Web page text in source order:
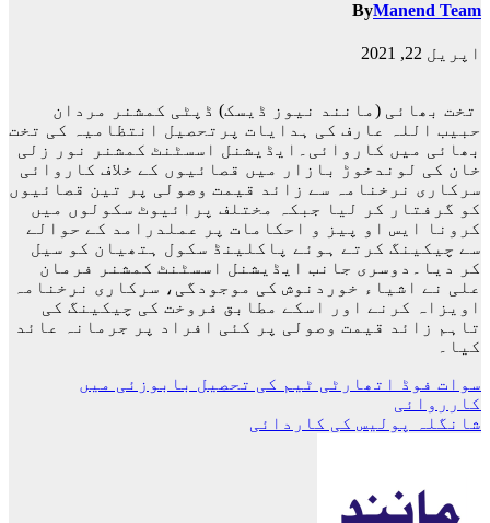
ByManend Team
اپریل 22, 2021
تخت بھائی (مانند نیوز ڈیسک) ڈپٹی کمشنر مردان
حبیب اللہ عارف کی ہدایات پرتحصیل انتظامیہ کی تخت
بھائی میں کاروائی۔ایڈیشنل اسسٹنٹ کمشنر نور زلی
خان کی لوندخوڑ بازار میں قصائیوں کے خلاف کاروائی
سرکاری نرخنامہ سے زائد قیمت وصولی پر تین قصائیوں
کو گرفتار کر لیا جبکہ مختلف پرائیوٹ سکولوں میں
کرونا ایس او پیز و احکامات پر عملدرامد کے حوالے
سے چیکینگ کرتے ہوئے پاکلینڈ سکول ہتھیان کو سیل
کر دیا۔دوسری جانب ایڈیشنل اسسٹنٹ کمشنر فرمان
علی نے اشیاء خوردنوش کی موجودگی، سرکاری نرخنامہ
اویزاہ کرنے اور اسکے مطابق فروخت کی چیکینگ کی
تاہم زائد قیمت وصولی پر کئی افراد پر جرمانہ عائد
کیا۔
پوسٹوں
کی
سوات فوڈ اتھارٹی ٹیم کی تحصیل بابوزئی میں
کارروائی
شانگلہ پولیس کی کاردائی